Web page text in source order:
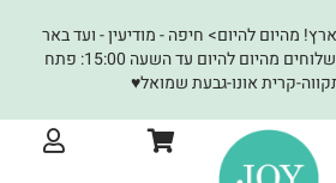
מהיום להיום> חיפה - מודיעין - ועד באר
שבע! {מהדרין חלבי}♥ משלוחים מהיום להיום עד השעה 15:00: פתח
קרית אונו-גבעת שמואל♥